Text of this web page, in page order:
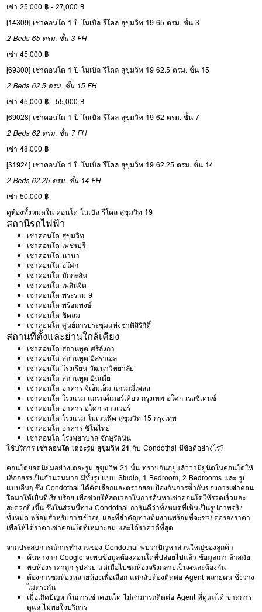
เช่า 25,000 ฿ - 27,000 ฿
[14309] เช่าคอนโด 1 ปี โนเบิล รีโคล สุขุมวิท 19 65 ตรม. ชั้น 3
2 Beds 65 ตรม. ชั้น 3 FH
เช่า 45,000 ฿
[69300] เช่าคอนโด 1 ปี โนเบิล รีโคล สุขุมวิท 19 62.5 ตรม. ชั้น 15
2 Beds 62.5 ตรม. ชั้น 15 FH
เช่า 45,000 ฿ - 55,000 ฿
[69028] เช่าคอนโด 1 ปี โนเบิล รีโคล สุขุมวิท 19 62 ตรม. ชั้น 7
2 Beds 62 ตรม. ชั้น 7 FH
เช่า 48,000 ฿
[31924] เช่าคอนโด 1 ปี โนเบิล รีโคล สุขุมวิท 19 62.25 ตรม. ชั้น 14
2 Beds 62.25 ตรม. ชั้น 14 FH
เช่า 50,000 ฿
ดูห้องทั้งหมดใน คอนโด โนเบิล รีโคล สุขุมวิท 19
สถานีรถไฟฟ้า
เช่าคอนโด สุขุมวิท
เช่าคอนโด เพชรบุรี
เช่าคอนโด นานา
เช่าคอนโด อโศก
เช่าคอนโด มักกะสัน
เช่าคอนโด เพลินจิต
เช่าคอนโด พระราม 9
เช่าคอนโด พร้อมพงษ์
เช่าคอนโด ชิดลม
เช่าคอนโด ศูนย์การประชุมแห่งชาติสิริกิติ์
สถานที่ตั้งและย่านใกล้เคียง
เช่าคอนโด สถานทูต ศรีลังกา
เช่าคอนโด สถานทูต อิสราเอล
เช่าคอนโด โรงเรียน วัฒนาวิทยาลัย
เช่าคอนโด สถานทูต อินเดีย
เช่าคอนโด อาคาร จีเอ็มเอ็ม แกรมมี่เพลส
เช่าคอนโด โรงแรม แกรนด์เมอร์เคียว กรุงเทพ อโศก เรสซิเดนซ์
เช่าคอนโด อาคาร อโศก ทาวเวอร์
เช่าคอนโด โรงแรม โมเวนพิค สุขุมวิท 15 กรุงเทพ
เช่าคอนโด อาคาร ซิโนไทย
เช่าคอนโด โรงพยาบาล จักษุรัตนิน
ใช้บริการเช่าคอนโด เดอะรูม สุขุมวิท 21 กับ Condothai มีข้อดีอย่างไร?
คอนโดยอดนิยมอย่างเดอะรูม สุขุมวิท 21 นั้น ทราบกันอยู่แล้วว่ามียูนิตในคอนโดให้
เลือกสรรเป็นจำนวนมาก มีทั้งรูปแบบ Studio, 1 Bedroom, 2 Bedrooms และ รูป
แบบอื่นๆ ซึ่ง Condothai ได้คัดเลือกและตรวจสอบป้องกันการซ้ำกันของการเช่าคอน
โดมาให้เป็นที่เรียบร้อย เพื่อช่วยให้ลดเวลาในการค้นหาเช่าคอนโดให้รวดเร็วและ
สะดวกยิ่งขึ้น ซึ่งในส่วนนี้ทาง Condothai การันตีว่าทั้งหมดที่เห็นเป็นรูปภาพจริง
ทั้งหมด พร้อมสำหรับการเข้าอยู่ และที่สำคัญทางทีมงานพร้อมที่จะช่วยต่อรองราคา
เพื่อให้ได้ราคาเช่าคอนโดที่เหมาะสม และได้ราคาดีที่สุด
จากประสบการณ์การทำงานของ Condothai พบว่าปัญหาส่วนใหญ่ของลูกค้า
ค้นหาจาก Google จะพบข้อมูลห้องคอนโดที่ปล่อยไปแล้ว ข้อมูลเก่า ล้าสมัย
พบห้องราคาถูก รูปสวย แต่เมื่อไปชมห้องจริงกลายเป็นคนละห้องกัน
ต้องการชมห้องหลายห้องเพื่อเลือก แต่กลับต้องติดต่อ Agent หลายคน ซึ่งว่าง
ไม่ตรงกัน
เมื่อเกิดปัญหาในการเช่าคอนโด ไม่สามารถติดต่อ Agent ที่ดูแลได้ ขาดการ
ดูแล ไม่พอใจบริการ